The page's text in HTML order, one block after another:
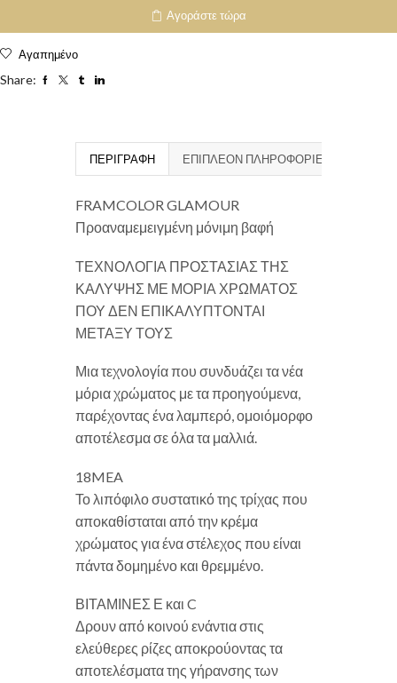
Αγοράστε τώρα
Αγαπημένο
Share:
ΠΕΡΙΓΡΑΦΉ ΕΠΙΠΛΈΟΝ ΠΛΗΡΟΦΟΡΊΕΣ
FRAMCOLOR GLAMOUR
Προαναμεμειγμένη μόνιμη βαφή
ΤΕΧΝΟΛΟΓΙΑ ΠΡΟΣΤΑΣΙΑΣ ΤΗΣ
ΚΑΛΥΨΗΣ ΜΕ ΜΟΡΙΑ ΧΡΩΜΑΤΟΣ
ΠΟΥ ΔΕΝ ΕΠΙΚΑΛΥΠΤΟΝΤΑΙ
ΜΕΤΑΞΥ ΤΟΥΣ
Μια τεχνολογία που συνδυάζει τα νέα
μόρια χρώματος με τα προηγούμενα,
παρέχοντας ένα λαμπερό, ομοιόμορφο
αποτέλεσμα σε όλα τα μαλλιά.
18MEA
Το λιπόφιλο συστατικό της τρίχας που
αποκαθίσταται από την κρέμα
χρώματος για ένα στέλεχος που είναι
πάντα δομημένο και θρεμμένο.
ΒΙΤΑΜΙΝΕΣ Ε και C
Δρουν από κοινού ενάντια στις
ελεύθερες ρίζες αποκρούοντας τα
αποτελέσματα της γήρανσης των